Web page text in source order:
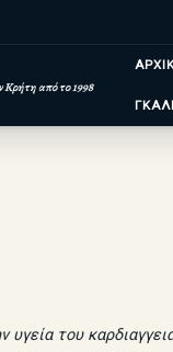
Κρήτη από το 1998
υγεία του